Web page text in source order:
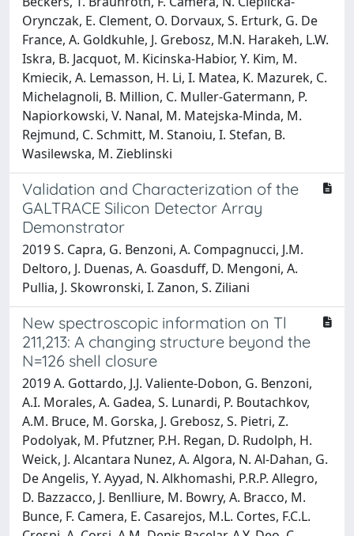
Orynczak, E. Clement, O. Dorvaux, S. Erturk, G. De
France, A. Goldkuhle, J. Grebosz, M.N. Harakeh, L.W.
Iskra, B. Jacquot, M. Kicinska-Habior, Y. Kim, M.
Kmiecik, A. Lemasson, H. Li, I. Matea, K. Mazurek, C.
Michelagnoli, B. Million, C. Muller-Gatermann, P.
Napiorkowski, V. Nanal, M. Matejska-Minda, M.
Rejmund, C. Schmitt, M. Stanoiu, I. Stefan, B.
Wasilewska, M. Zieblinski
Validation and Characterization of the
GALTRACE Silicon Detector Array
Demonstrator
2019 S. Capra, G. Benzoni, A. Compagnucci, J.M.
Deltoro, J. Duenas, A. Goasduff, D. Mengoni, A.
Pullia, J. Skowronski, I. Zanon, S. Ziliani
New spectroscopic information on Tl
211,213: A changing structure beyond the
N=126 shell closure
2019 A. Gottardo, J.J. Valiente-Dobon, G. Benzoni,
A.I. Morales, A. Gadea, S. Lunardi, P. Boutachkov,
A.M. Bruce, M. Gorska, J. Grebosz, S. Pietri, Z.
Podolyak, M. Pfutzner, P.H. Regan, D. Rudolph, H.
Weick, J. Alcantara Nunez, A. Algora, N. Al-Dahan, G.
De Angelis, Y. Ayyad, N. Alkhomashi, P.R.P. Allegro,
D. Bazzacco, J. Benlliure, M. Bowry, A. Bracco, M.
Bunce, F. Camera, E. Casarejos, M.L. Cortes, F.C.L.